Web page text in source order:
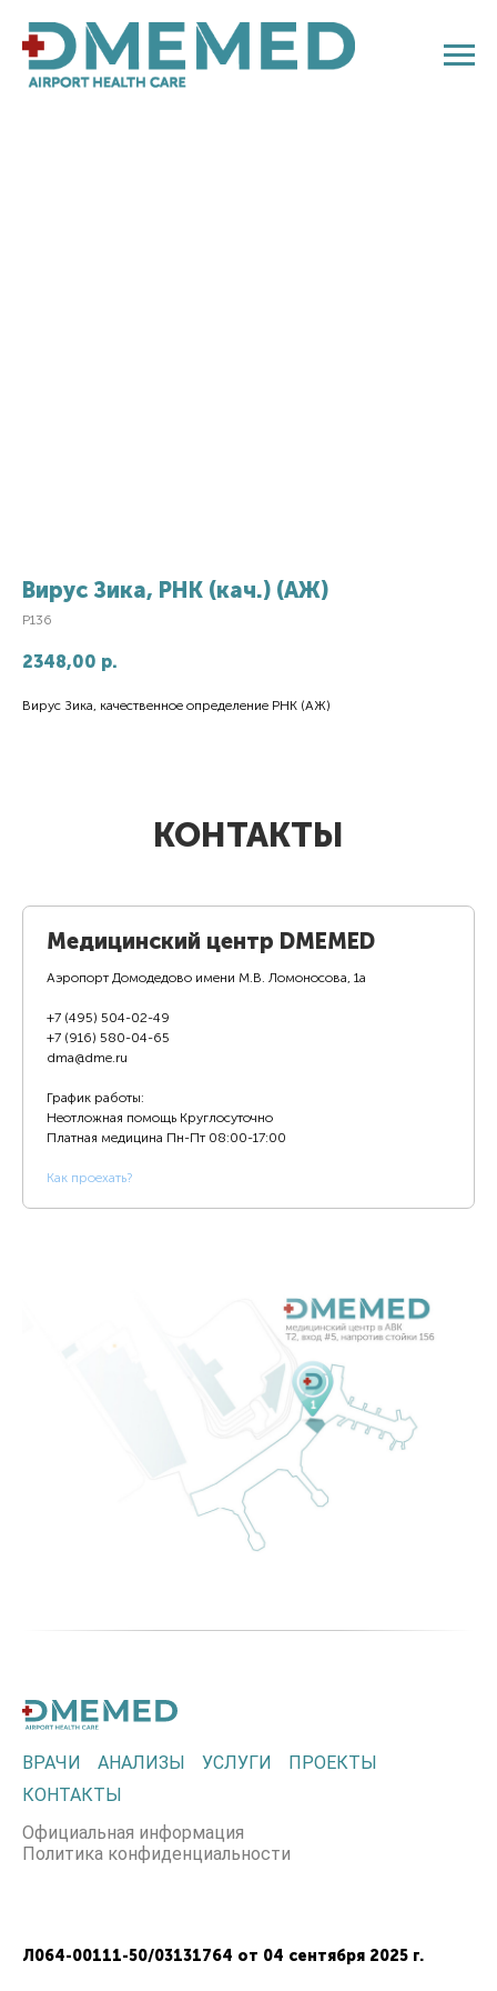
Вирус Зика, РНК (кач.) (АЖ)
P136
2348,00 р.
Вирус Зика, качественное определение РНК (АЖ)
КОНТАКТЫ
Медицинский центр DMEMED
Аэропорт Домодедово имени М.В. Ломоносова, 1а
+7 (495) 504-02-49
+7 (916) 580-04-65
dma@dme.ru
График работы:
Неотложная помощь Круглосуточно
Платная медицина Пн-Пт 08:00-17:00
Как проехать?
ВРАЧИ АНАЛИЗЫ УСЛУГИ
ПРОЕКТЫ
КОНТАКТЫ
Официальная информация
Политика конфиденциальности
Л064-00111-50/03131764 от 04 сентября 2025 г.